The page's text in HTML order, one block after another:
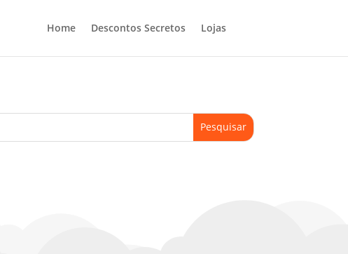
Home Descontos Secretos Lojas